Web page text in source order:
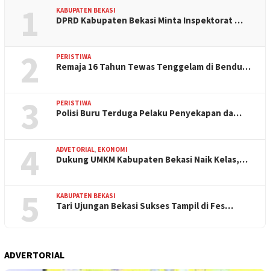
1 KABUPATEN BEKASI
DPRD Kabupaten Bekasi Minta Inspektorat …
2 PERISTIWA
Remaja 16 Tahun Tewas Tenggelam di Bendu…
3 PERISTIWA
Polisi Buru Terduga Pelaku Penyekapan da…
4 ADVETORIAL, EKONOMI
Dukung UMKM Kabupaten Bekasi Naik Kelas,…
5 KABUPATEN BEKASI
Tari Ujungan Bekasi Sukses Tampil di Fes…
ADVERTORIAL